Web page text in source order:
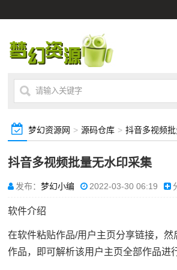
梦幻资源网 > 源码仓库 > 抖音多视频
抖音多视频批量无水印采集
发布：梦幻小编 2022-03-30 06:19
软件介绍
在软件粘贴作品/用户主页分享链接，
作品，即可解析该用户主页全部作品进